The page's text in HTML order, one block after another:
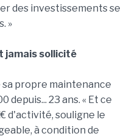
des investissements se
»
jamais sollicité
sa propre maintenance
depuis... 23 ans. « Et ce
d'activité, souligne le
à condition de